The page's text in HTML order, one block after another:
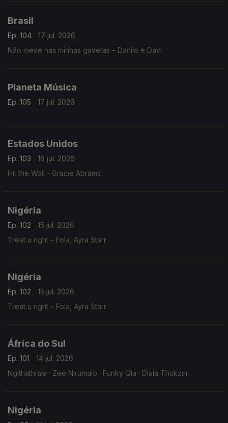
Brasil
Ep. 104
17 jul. 2026
Não mexe nas minhas gavetas – Danilo e Davi
Planeta Música
Ep. 105 17 jul. 2026
Estados Unidos
Ep. 103
16 jul. 2026
Hit the Wall - Gracie Abrams
Nigéria
Ep. 102
15 jul. 2026
Treat u right – Fola, Ayra Starr
Nigéria
Ep. 102
15 jul. 2026
Treat u right – Fola, Ayra Starr
África do Sul
Ep. 101
14 jul. 2026
Ngithathiwe · Zee Nxumalo · Funky Qla · Dlala Thukzin
Nigéria